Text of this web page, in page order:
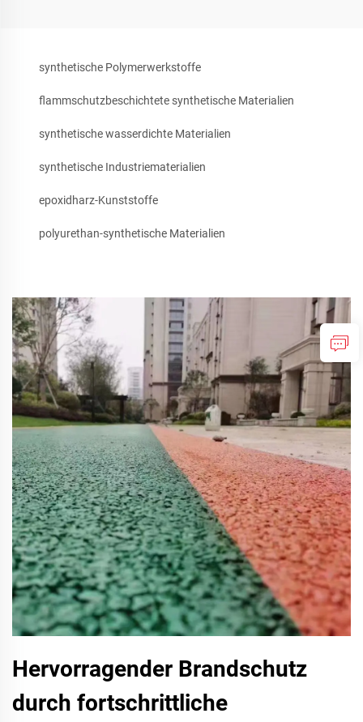
synthetische Polymerwerkstoffe
flammschutzbeschichtete synthetische Materialien
synthetische wasserdichte Materialien
synthetische Industriematerialien
epoxidharz-Kunststoffe
polyurethan-synthetische Materialien
Hervorragender Brandschutz
durch fortschrittliche